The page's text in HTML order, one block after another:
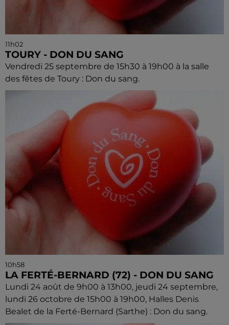
11h02
TOURY - DON DU SANG
Vendredi 25 septembre de 15h30 à 19h00 à la salle
des fêtes de Toury : Don du sang.
10h58
LA FERTÉ-BERNARD (72) - DON DU SANG
Lundi 24 août de 9h00 à 13h00, jeudi 24 septembre,
lundi 26 octobre de 15h00 à 19h00, Halles Denis
Bealet de la Ferté-Bernard (Sarthe) : Don du sang.